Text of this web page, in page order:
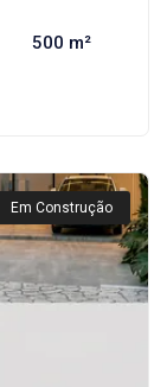
500 m²
Em Construção